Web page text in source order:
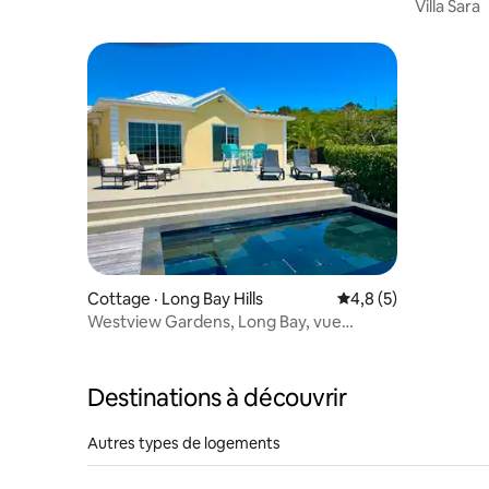
Villa Sara
Cottage · Long Bay Hills Note moyenne de
4,8 (5)
Westview Gardens, Long Bay, vue
Destinations à découvrir
Autres types de logements